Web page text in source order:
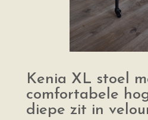
Kenia XL stoel
comfortabele
diepe zit in